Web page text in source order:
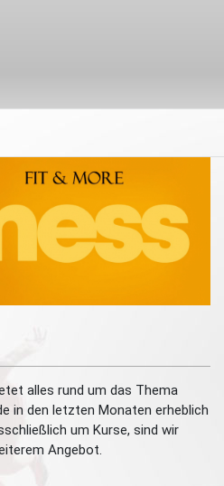
alles rund um das Thema
in den letzten Monaten erheblich
um Kurse, sind wir
Angebot.